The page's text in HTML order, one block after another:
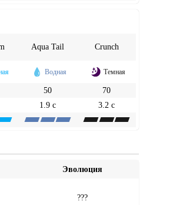
Aqua Tail Crunch
Водная Темная
50
70
1.9 с
3.2 с
Эволюция
???